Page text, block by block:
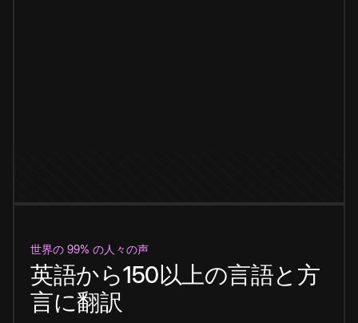
世界の 99% の人々の声
英語から150以上の言語と方
言に翻訳